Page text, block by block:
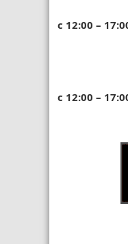
с 12:00 –
с 12:00 –